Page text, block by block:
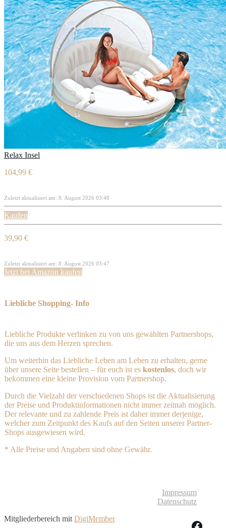
Relax Insel
104,99 €
Zuletzt aktualisiert am: 8. August 2026 03:48
Kaufen
39,90 €
Zuletzt aktualisiert am: 8. August 2026 03:47
Jetzt bei Amazon kaufen
Liebliche Shopping- Info
Liebliche Produkte verlinken zu von uns gewählten Partnershops,
die uns aus dem Herzen sprechen.
Um weiterhin das Liebliche Leben am Leben zu erhalten, gerne
über unsere Seite bestellen – für euch ist es kostenlos, doch wir
bekommen eine kleine Provision vom Partnershop.
Durch die Vielzahl der verschiedenen Shops ist die Aktualisierung
der Preise und Produktinformationen nicht immer zeitnah möglich.
Der relevante und zu zahlende Preis ist daher immer derjenige,
welcher zum Zeitpunkt des Kaufs auf den Seiten unserer Partner-
Shops ausgewiesen wird.
* Alle Preise und Angaben sind ohne Gewähr.
Impressum
Datenschutz
Mitgliederbereich mit DigiMember